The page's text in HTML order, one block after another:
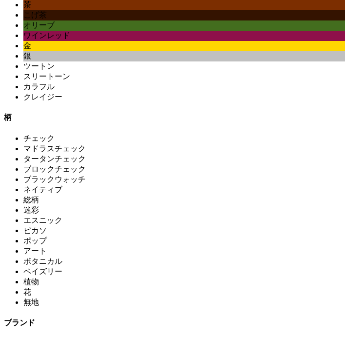
茶
こげ茶
オリーブ
ワインレッド
金
銀
ツートン
スリートーン
カラフル
クレイジー
柄
チェック
マドラスチェック
タータンチェック
ブロックチェック
ブラックウォッチ
ネイティブ
総柄
迷彩
エスニック
ピカソ
ポップ
アート
ボタニカル
ペイズリー
植物
花
無地
ブランド